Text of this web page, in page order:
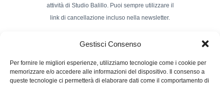
Gestisci Consenso
Per fornire le migliori esperienze, utilizziamo tecnologie come i cookie per
memorizzare e/o accedere alle informazioni del dispositivo. Il consenso a
queste tecnologie ci permetterà di elaborare dati come il comportamento di
attività di Studio Balillo. Puoi sempre utilizzare il
link di cancellazione incluso nella newsletter.
Nome e Cognome